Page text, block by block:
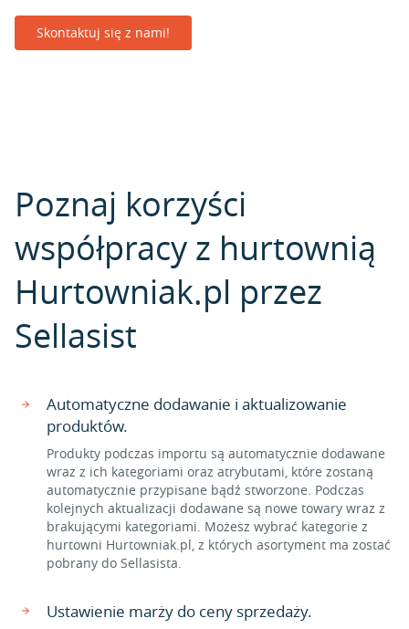
Skontaktuj się z nami!
Poznaj korzyści
współpracy z hurtownią
Hurtowniak.pl przez
Sellasist
Automatyczne dodawanie i aktualizowanie
produktów.
Produkty podczas importu są automatycznie dodawane
wraz z ich kategoriami oraz atrybutami, które zostaną
automatycznie przypisane bądź stworzone. Podczas
kolejnych aktualizacji dodawane są nowe towary wraz z
brakującymi kategoriami. Możesz wybrać kategorie z
hurtowni Hurtowniak.pl, z których asortyment ma zostać
pobrany do Sellasista.
Ustawienie marży do ceny sprzedaży.